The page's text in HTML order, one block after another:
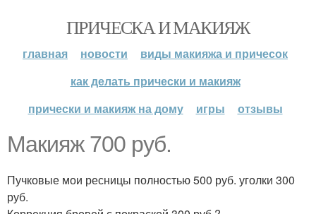
ПРИЧЕСКА И МАКИЯЖ
главная новости
виды макияжа и причесок
как делать прически и макияж
прически и макияж на дому
игры отзывы
Макияж 700 руб.
Пучковые мои ресницы полностью 500 руб. уголки 300
руб.